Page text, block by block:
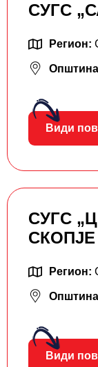
СУГС
Регион:
Види
СУГС
СКОПЈЕ
Регион:
Види